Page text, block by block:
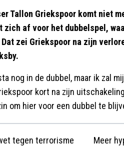
Tallon Griekspoor komt niet
zich af voor het dubbelspel,
zei Griekspoor na zijn
nog in de dubbel, maar ik zal
kort na zijn
om hier voor een dubbel te
tegen terrorisme
Meer